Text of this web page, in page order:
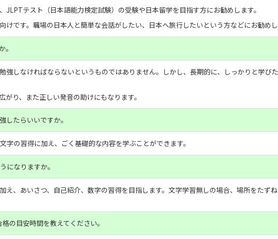
JLPTテスト（日本語能力検定試験）の受験や日本留学を目指す方にお勧めします。
けです。職場の日本人と簡単な会話がしたい、日本へ旅行したいという方などにお勧めし
。
強しなければならないというものではありません。しかし、長期的に、しっかりと学び
り、また正しい発音の助けにもなります。
したらいいですか。
の習得に加え、ごく基礎的な内容を学ぶことができます。
になりますか。
え、あいさつ、自己紹介、数字の習得を目指します。文字学習無しの場合、場所をたず
の目安時間を教えてください。